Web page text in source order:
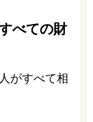
べての財
がすべて相